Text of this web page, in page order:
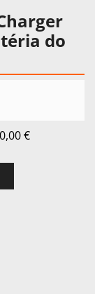
do
€